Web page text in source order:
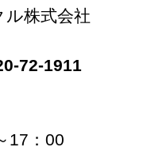
株式会社
72-1911
17：00